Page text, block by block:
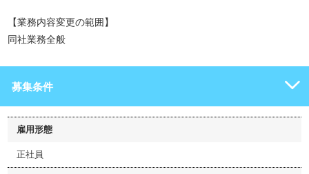
【業務内容変更の範囲】
同社業務全般
募集条件
雇用形態
正社員